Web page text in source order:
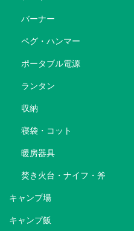
バーナー
ペグ・ハンマー
ポータブル電源
ランタン
収納
寝袋・コット
暖房器具
焚き火台・ナイフ・斧
キャンプ場
キャンプ飯